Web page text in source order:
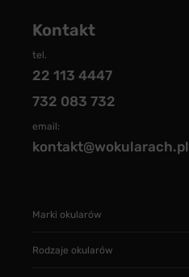
Kontakt
tel.
22 113 4447
732 083 732
email:
kontakt@wokularach.pl
Marki okularów
Rodzaje okularów